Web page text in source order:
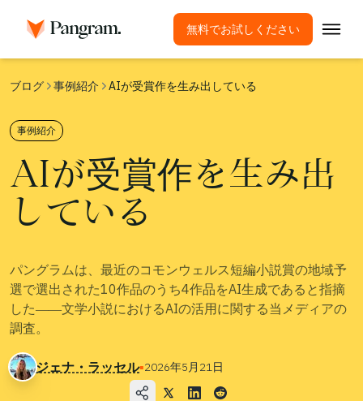
無料でお試しください
画像検出器
ブラウザ拡張機能
連携
多言語AI検出
ユースケース
会社
ブログ 事例紹介 AIが受賞作を生み出している
事例紹介
AIが受賞作を生み出
している
パングラムは、最近のコモンウェルス短編小説賞の地域予
選で選出された10作品のうち4作品をAI生成であると指摘
した――文学小説におけるAIの活用に関する当メディアの
調査。
ジェナ・ラッセル▪2026年5月21日